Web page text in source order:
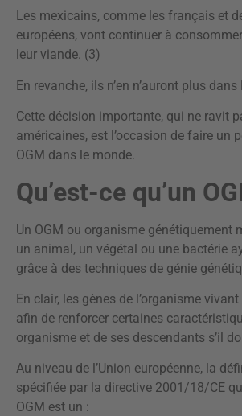
Les mexicains, comme les français et
européens, vont continuer à
leur viande. (3)
En revanche, ils n’en n’auront plus
Cette décision importante, qui ne ravit
américaines, est l’occasion de faire un
OGM dans le monde.
Qu’est-ce qu’un
Un OGM ou organisme génétiquement
un animal, un végétal ou une bactérie
grâce à des techniques de génie
En clair, les gènes de l’organisme
afin de renforcer certaines
organisme et de ses descendants s’il
Au niveau de l’Union européenne, la
spécifiée par la directive 2001/18/CE
OGM est un :